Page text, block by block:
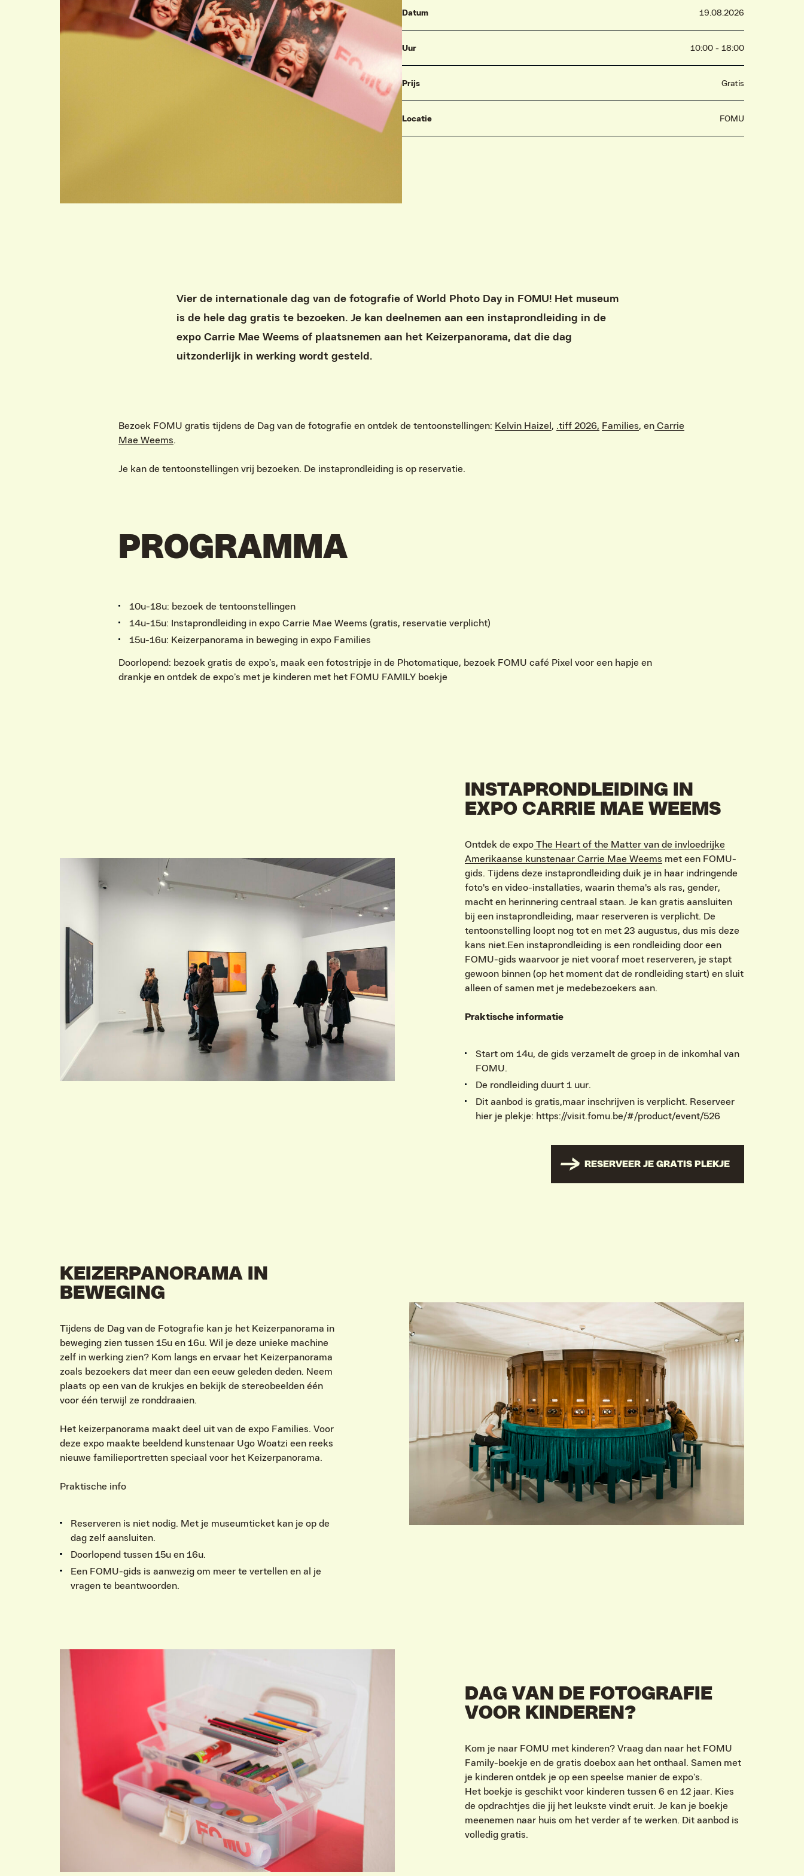
Datum 19.08.2026
Uur 10:00 - 18:00
Prijs Gratis
Locatie FOMU
Vier de internationale dag van de fotografie of World Photo Day in FOMU! Het museum
is de hele dag gratis te bezoeken. Je kan deelnemen aan een instaprondleiding in de
expo Carrie Mae Weems of plaatsnemen aan het Keizerpanorama, dat die dag
uitzonderlijk in werking wordt gesteld.
Bezoek FOMU gratis tijdens de Dag van de fotografie en ontdek de tentoonstellingen: Kelvin Haizel , .tiff 2026, Families, enCarrie
Mae Weems.
Je kan de tentoonstellingen vrij bezoeken. De instaprondleiding is op reservatie.
PROGRAMMA
10u-18u: bezoek de tentoonstellingen
14u-15u: Instaprondleiding in expo Carrie Mae Weems (gratis, reservatie verplicht)
15u-16u: Keizerpanorama in beweging in expo Families
Doorlopend: bezoek gratis de expo’s, maak een fotostripje in de Photomatique, bezoek FOMU café Pixel voor een hapje en
drankje en ontdek de expo’s met je kinderen met het FOMU FAMILY boekje
INSTAPRONDLEIDING IN
EXPO CARRIE MAE WEEMS
Ontdek de expo The Heart of the Matter van de invloedrijke
Amerikaanse kunstenaar Carrie Mae Weems met een FOMU-
gids. Tijdens deze instaprondleiding duik je in haar indringende
foto's en video-installaties, waarin thema's als ras, gender,
macht en herinnering centraal staan. Je kan gratis aansluiten
bij een instaprondleiding, maar reserveren is verplicht. De
tentoonstelling loopt nog tot en met 23 augustus, dus mis deze
kans niet.Een instaprondleiding is een rondleiding door een
FOMU-gids waarvoor je niet vooraf moet reserveren, je stapt
gewoon binnen (op het moment dat de rondleiding start) en sluit
alleen of samen met je medebezoekers aan.
Praktische informatie
Start om 14u, de gids verzamelt de groep in de inkomhal van
FOMU.
De rondleiding duurt 1 uur.
Dit aanbod is gratis,maar inschrijven is verplicht. Reserveer
hier je plekje: https://visit.fomu.be/#/product/event/526
RESERVEER JE GRATIS PLEKJE
KEIZERPANORAMA IN
BEWEGING
Tijdens de Dag van de Fotografie kan je het Keizerpanorama in
beweging zien tussen 15u en 16u. Wil je deze unieke machine
zelf in werking zien? Kom langs en ervaar het Keizerpanorama
zoals bezoekers dat meer dan een eeuw geleden deden. Neem
plaats op een van de krukjes en bekijk de stereobeelden één
voor één terwijl ze ronddraaien.
Het keizerpanorama maakt deel uit van de expo Families. Voor
deze expo maakte beeldend kunstenaar Ugo Woatzi een reeks
nieuwe familieportretten speciaal voor het Keizerpanorama.
Praktische info
Reserveren is niet nodig. Met je museumticket kan je op de
dag zelf aansluiten.
Doorlopend tussen 15u en 16u.
Een FOMU-gids is aanwezig om meer te vertellen en al je
vragen te beantwoorden.
DAG VAN DE FOTOGRAFIE
VOOR KINDEREN?
Kom je naar FOMU met kinderen? Vraag dan naar het FOMU
Family-boekje en de gratis doebox aan het onthaal. Samen met
je kinderen ontdek je op een speelse manier de expo’s.
Het boekje is geschikt voor kinderen tussen 6 en 12 jaar. Kies
de opdrachtjes die jij het leukste vindt eruit. Je kan je boekje
meenemen naar huis om het verder af te werken. Dit aanbod is
volledig gratis.
VIND EXPO’S, ACTIVITEITEN & INFORMATIE